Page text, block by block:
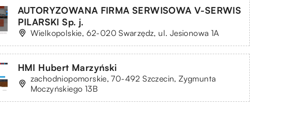
AUTORYZOWANA FIRMA SERWISOWA V-SERWIS
PILARSKI Sp. j.
Wielkopolskie, 62-020 Swarzędz, ul. Jesionowa 1A
HMI Hubert Marzyński
zachodniopomorskie, 70-492 Szczecin, Zygmunta
Moczyńskiego 13B